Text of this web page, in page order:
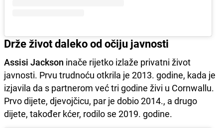
Drže život daleko od očiju javnosti
Assisi Jackson inače rijetko izlaže privatni život
javnosti. Prvu trudnoću otkrila je 2013. godine, kada je
izjavila da s partnerom već tri godine živi u Cornwallu.
Prvo dijete, djevojčicu, par je dobio 2014., a drugo
dijete, također kćer, rodilo se 2019. godine.